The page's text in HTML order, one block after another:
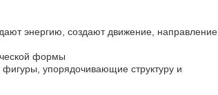
энергию, создают движение, направление.
формы
упорядочивающие структуру и